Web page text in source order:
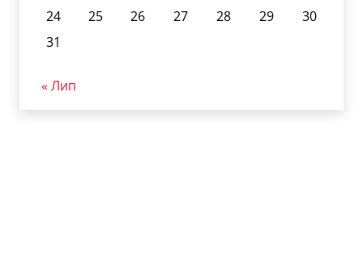
24
25 26 27 28 29
30
31
« Лип